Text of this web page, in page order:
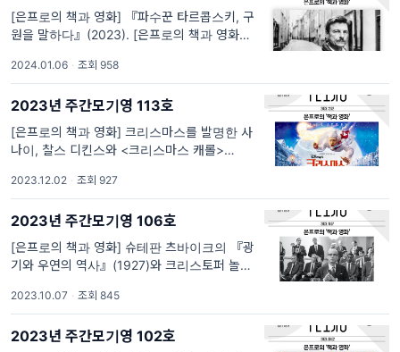
[은프로의 책과 영화] 『파수꾼 타르콥스키, 구
원을 말하다』(2023). [은프로의 책과 영화]
새해를 타르코프스키의 영화 일곱 편을 곱씹으
며 시작하는 호사를 누렸습니다. 김용규 선생의
책 『파수꾼 타르콥
2024.01.06 · 조회 958
2023년 주간모기영 113호
[은프로의 책과 영화] 크리스마스를 발명한 사
나이, 찰스 디킨스와 <크리스마스 캐롤>
들려주세요!. [은프로의 책과 영화] 크리스마스
를 발명한 사나이, 찰스 디킨스와 <크리스마스
캐롤>(2009) 해마다 이맘때면 크리스마스에
볼 ...
2023.12.02 · 조회 927
2023년 주간모기영 106호
[은프로의 책과 영화] 슈테판 츠바이크의 『광
기와 우연의 역사』(1927)와 크리스토퍼 놀란
감사합니다!. [은프로의 책과 영화] 슈테판 츠바
이크의 『광기와 우연의 역사』(1927)와 크리
스토퍼 놀란의 <오펜하이머>(2023) 오...
2023.10.07 · 조회 845
2023년 주간모기영 102호